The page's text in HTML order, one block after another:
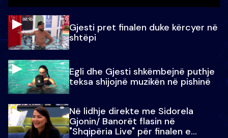
Gjesti pret finalen duke kërcyer në
shtëpi
Egli dhe Gjesti shkëmbejnë puthje
teksa shijojnë muzikën në pishinë
Në lidhje direkte me Sidorela
Gjonin/ Banorët flasin në
"Shqipëria Live" për finalen e